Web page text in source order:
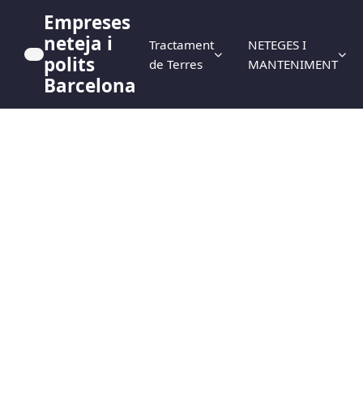
Empreses
neteja i
polits
Barcelona
Tractament
de Terres
NETEGES I
MANTENIMENT